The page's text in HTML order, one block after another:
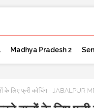
Madhya Pradesh 2
के लिए फ्री कोचिंग - JABALPUR